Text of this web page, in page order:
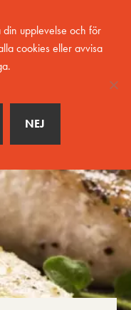
MENY
upplevelse och för
cookies eller avvisa
NEJ